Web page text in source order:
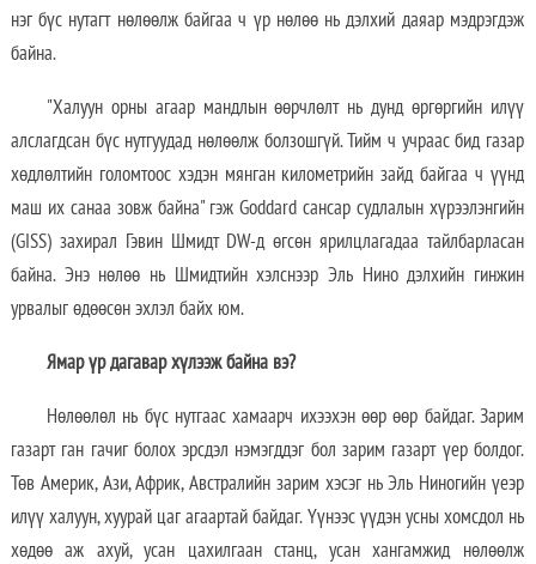
нэг бүс нутагт нөлөөлж байгаа ч үр нөлөө нь дэлхий даяар мэдрэгдэж
байна.
"Халуун орны агаар мандлын өөрчлөлт нь дунд өргөргийн илүү
алслагдсан бүс нутгуудад нөлөөлж болзошгүй. Тийм ч учраас бид газар
хөдлөлтийн голомтоос хэдэн мянган километрийн зайд байгаа ч үүнд
маш их санаа зовж байна" гэж Goddard сансар судлалын хүрээлэнгийн
(GISS) захирал Гэвин Шмидт DW-д өгсөн ярилцлагадаа тайлбарласан
байна. Энэ нөлөө нь Шмидтийн хэлснээр Эль Нино дэлхийн гинжин
урвалыг өдөөсөн эхлэл байх юм.
Ямар үр дагавар хүлээж байна вэ?
Нөлөөлөл нь бүс нутгаас хамаарч ихээхэн өөр өөр байдаг. Зарим
газарт ган гачиг болох эрсдэл нэмэгддэг бол зарим газарт үер болдог.
Төв Америк, Ази, Африк, Австралийн зарим хэсэг нь Эль Ниногийн үеэр
илүү халуун, хуурай цаг агаартай байдаг. Үүнээс үүдэн усны хомсдол нь
хөдөө аж ахуй, усан цахилгаан станц, усан хангамжид нөлөөлж